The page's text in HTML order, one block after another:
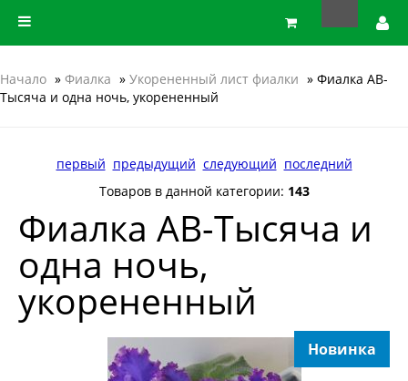
Начало » Фиалка » Укорененный лист фиалки » Фиалка АВ-
Тысяча и одна ночь, укорененный
первый предыдущий следующий последний
Товаров в данной категории: 143
Фиалка АВ-Тысяча и
одна ночь,
укорененный
Новинка